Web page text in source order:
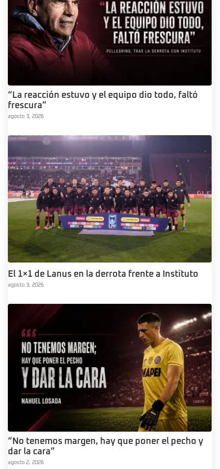
“La reacción estuvo y el equipo dio todo, faltó
frescura”
agosto 3, 2026
El 1×1 de Lanus en la derrota frente a Instituto
agosto 3, 2026
“No tenemos margen, hay que poner el pecho y
dar la cara”
agosto 2, 2026